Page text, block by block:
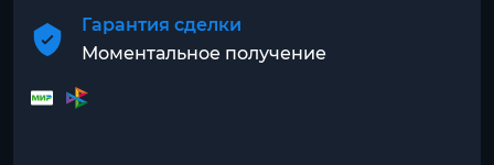
Гарантия сделки
Моментальное получение